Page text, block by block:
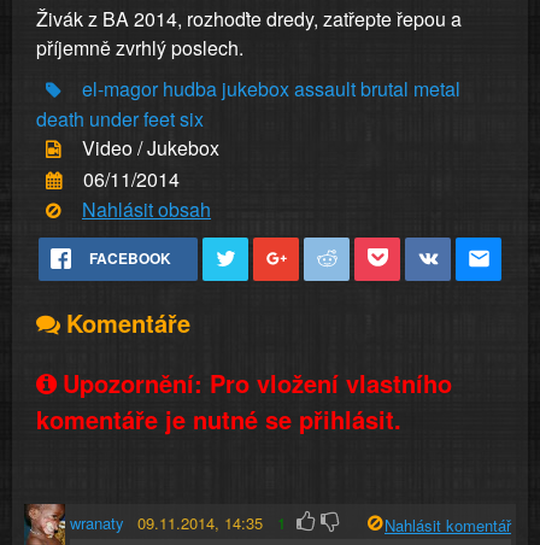
Živák z BA 2014, rozhoďte dredy, zatřepte řepou a
příjemně zvrhlý poslech.
el-magor hudba jukeboxassaultbrutal metal
death underfeetsix
Video / Jukebox
06/11/2014
Nahlásit obsah
FACEBOOK
Komentáře
Upozornění: Pro vložení vlastního
komentáře je nutné se přihlásit.
wranaty 09.11.2014, 14:35 1 Nahlásit komentář